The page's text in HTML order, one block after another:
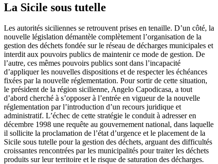
La Sicile sous tutelle
Les autorités siciliennes se retrouvent prises en tenaille. D’un côté, la
nouvelle législation démantèle complètement l’organisation de la
gestion des déchets fondée sur le réseau de décharges municipales et
interdit aux pouvoirs publics de maintenir ce mode de gestion. De
l’autre, ces mêmes pouvoirs publics sont dans l’incapacité
d’appliquer les nouvelles dispositions et de respecter les échéances
fixées par la nouvelle réglementation. Pour sortir de cette situation,
le président de la région sicilienne, Angelo Capodicasa, a tout
d’abord cherché à s’opposer à l’entrée en vigueur de la nouvelle
réglementation par l’introduction d’un recours juridique et
administratif. L’échec de cette stratégie le conduit à adresser en
décembre 1998 une requête au gouvernement national, dans laquelle
il sollicite la proclamation de l’état d’urgence et le placement de la
Sicile sous tutelle pour la gestion des déchets, arguant des difficultés
croissantes rencontrées par les municipalités pour traiter les déchets
produits sur leur territoire et le risque de saturation des décharges.